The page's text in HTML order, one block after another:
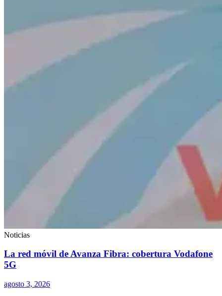
Noticias
La red móvil de Avanza Fibra: cobertura Vodafone
5G
agosto 3, 2026